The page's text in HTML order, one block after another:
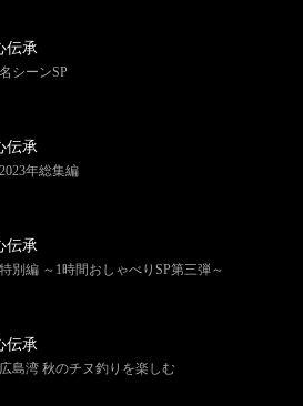
伝承
シーンSP
伝承
年総集編
伝承
別編 ～1時間おしゃべりSP第三弾～
伝承
島湾 秋のチヌ釣りを楽しむ